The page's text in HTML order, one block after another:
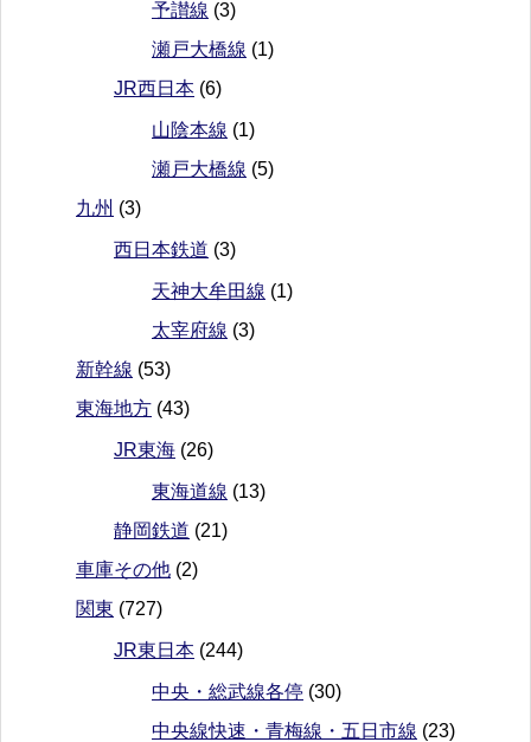
予讃線 (3)
瀬戸大橋線 (1)
JR西日本 (6)
山陰本線 (1)
瀬戸大橋線 (5)
九州 (3)
西日本鉄道 (3)
天神大牟田線 (1)
太宰府線 (3)
新幹線 (53)
東海地方 (43)
JR東海 (26)
東海道線 (13)
静岡鉄道 (21)
車庫その他 (2)
関東 (727)
JR東日本 (244)
中央・総武線各停 (30)
中央線快速・青梅線・五日市線 (23)